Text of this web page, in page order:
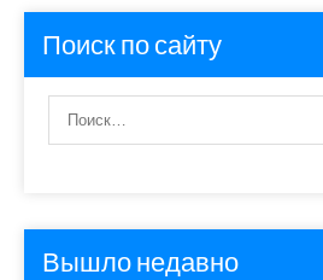
Поиск по сайту
Вышло недавно